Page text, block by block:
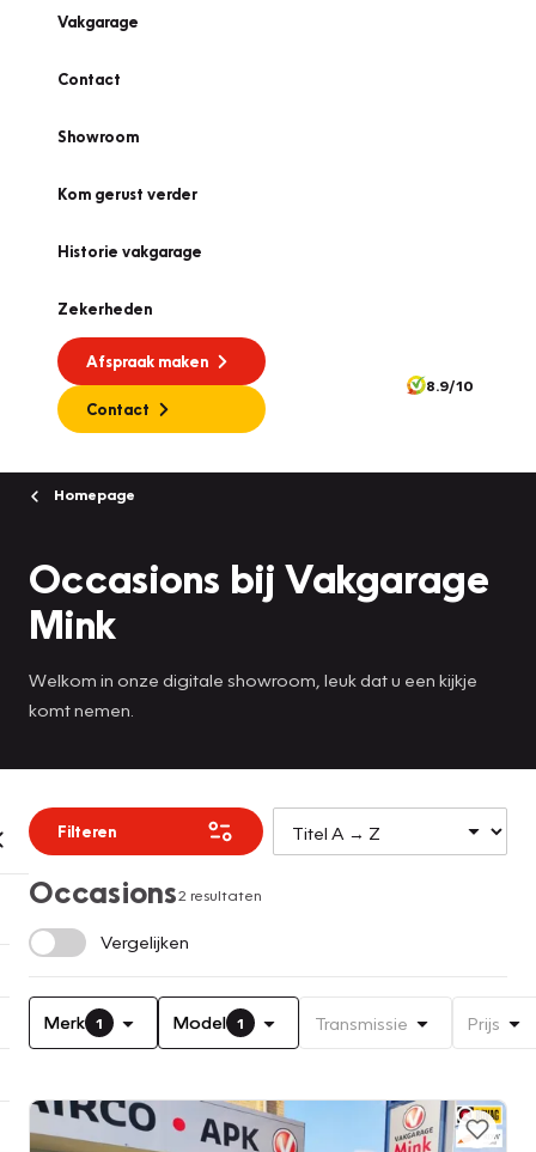
Vakgarage
Contact
Showroom
Kom gerust verder
Historie vakgarage
Zekerheden
Afspraak maken
Contact
8.9/10
Homepage
Occasions bij Vakgarage
Mink
Welkom in onze digitale showroom, leuk dat u een kijkje
komt nemen.
Filteren
Occasions2 resultaten
Vergelijken
Merk 1 Model 1 Transmissie Prijs